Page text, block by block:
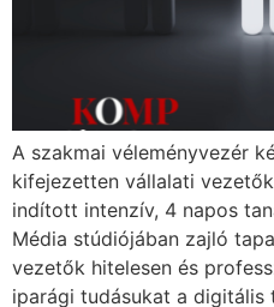
A szakmai véleményvezér
kifejezetten vállalati
indított intenzív, 4 napos
Média stúdiójában zajló
vezetők hitelesen és
iparági tudásukat a digitális